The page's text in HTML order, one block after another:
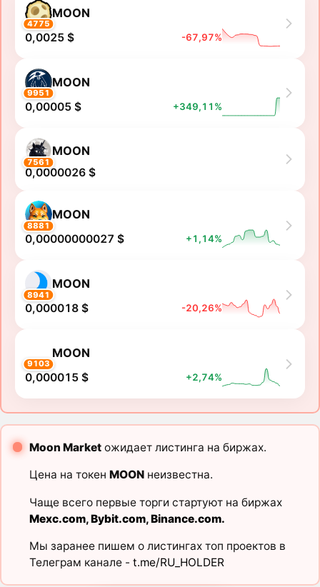
4775
MOON
0,0025 $ -67,97%
9951
MOON
0,00005 $ +349,11%
7561
MOON
0,0000026 $
8881
MOON
0,00000000027 $ +1,14%
8941
MOON
0,000018 $ -20,26%
9103
MOON
0,000015 $ +2,74%
Moon Marketожидает листинга на биржах.
Цена на токен MOONнеизвестна.
Чаще всего первые торги стартуют на биржах
Mexc.com,Bybit.com,Binance.com.
Мы заранее пишем о листингах топ проектов в
Телеграм канале - t.me/RU_HOLDER